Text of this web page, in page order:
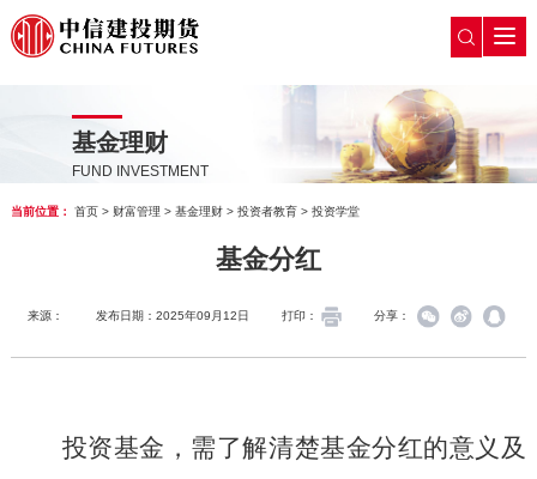
基金理财
FUND INVESTMENT
当前位置： 首页> 财富管理 > 基金理财> 投资者教育> 投资学堂
基金分红
来源： 发布日期：2025年09月12日 打印： 分享：
投资基金，需了解清楚基金分红的意义及